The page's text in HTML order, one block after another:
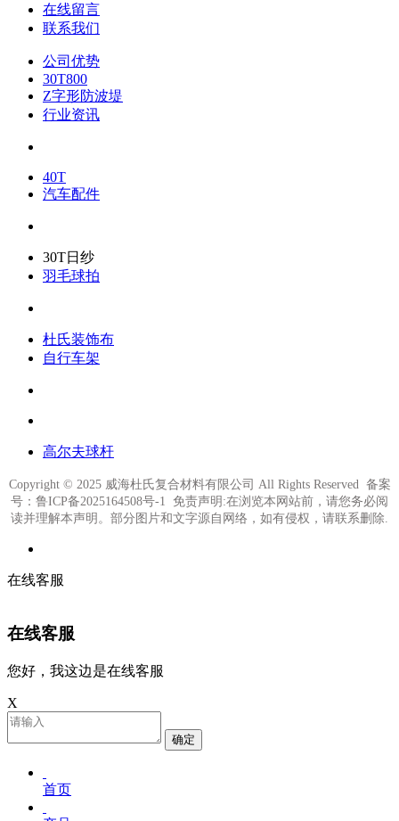
在线留言
联系我们
公司优势
30T800
Z字形防波堤
行业资讯
40T
汽车配件
30T日纱
羽毛球拍
杜氏装饰布
自行车架
高尔夫球杆
Copyright © 2025 威海杜氏复合材料有限公司 All Rights Reserved 备案
号：鲁ICP备2025164508号-1 免责声明:在浏览本网站前，请您务必阅
读并理解本声明。部分图片和文字源自网络，如有侵权，请联系删除.
在线客服
在线客服
您好，我这边是在线客服
X
确定
首页